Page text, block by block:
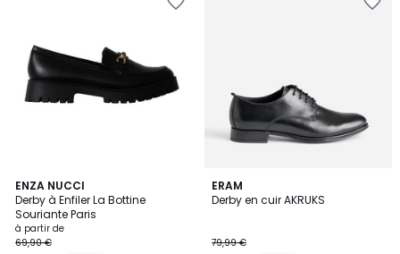
ENZA NUCCI
Derby à Enfiler La Bottine
Souriante Paris
à partir de
69,90 €
ERAM
Derby en cuir AKRUKS
79,99 €